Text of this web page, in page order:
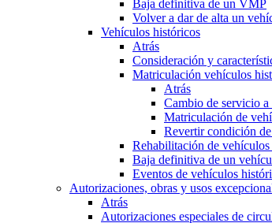
Baja definitiva de un VMP
Volver a dar de alta un
Vehículos históricos
Atrás
Consideración y
Matriculación vehículos
Atrás
Cambio de servicio
Matriculación de
Revertir condición
Rehabilitación de
Baja definitiva de un
Eventos de vehículos
Autorizaciones, obras y usos
Atrás
Autorizaciones especiales de